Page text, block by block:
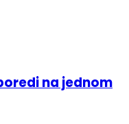
na jednom